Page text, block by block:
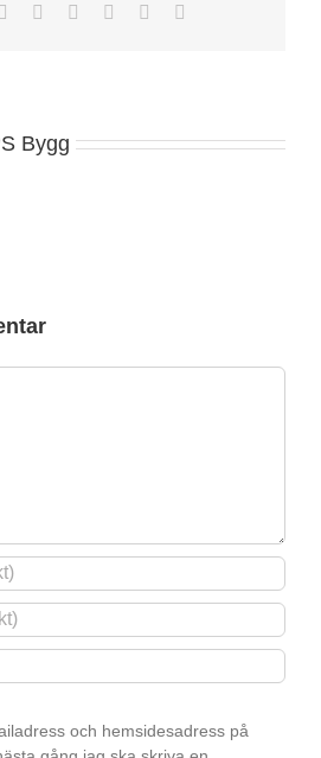
Reddit LinkedIn
TumblrPinterest
Bygg
och hemsidesadress på